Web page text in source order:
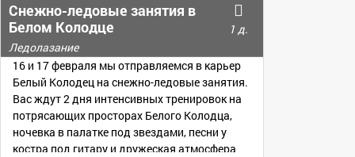
Снежно-ледовые занятия в
Белом Колодце
1 д.
Ледолазание
16 и 17 февраля мы отправляемся в карьер
Белый Колодец на снежно-ледовые занятия.
Вас ждут 2 дня интенсивных тренировок на
потрясающих просторах Белого Колодца,
ночевка в палатке под звездами, песни у
костра под гитару и дружеская атмосфера